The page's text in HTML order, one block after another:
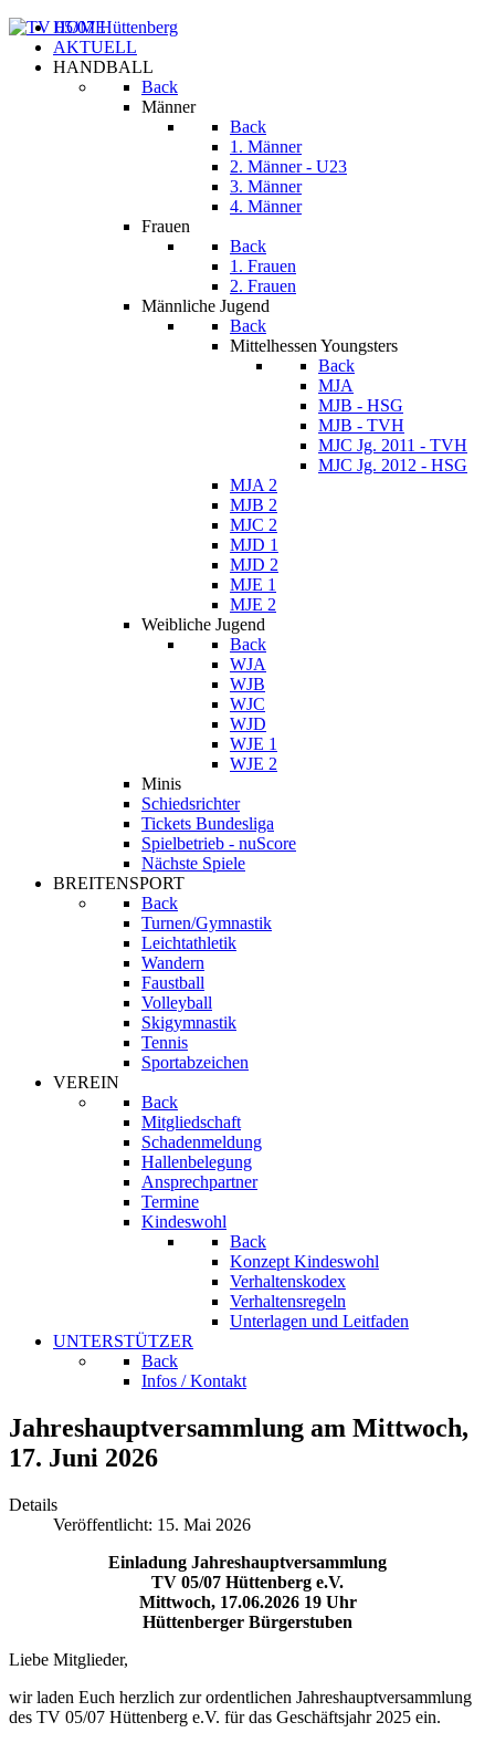
HOME
AKTUELL
HANDBALL
Back
Männer
Back
1. Männer
2. Männer - U23
3. Männer
4. Männer
Frauen
Back
1. Frauen
2. Frauen
Männliche Jugend
Back
Mittelhessen Youngsters
Back
MJA
MJB - HSG
MJB - TVH
MJC Jg. 2011 - TVH
MJC Jg. 2012 - HSG
MJA 2
MJB 2
MJC 2
MJD 1
MJD 2
MJE 1
MJE 2
Weibliche Jugend
Back
WJA
WJB
WJC
WJD
WJE 1
WJE 2
Minis
Schiedsrichter
Tickets Bundesliga
Spielbetrieb - nuScore
Nächste Spiele
BREITENSPORT
Back
Turnen/Gymnastik
Leichtathletik
Wandern
Faustball
Volleyball
Skigymnastik
Tennis
Sportabzeichen
VEREIN
Back
Mitgliedschaft
Schadenmeldung
Hallenbelegung
Ansprechpartner
Termine
Kindeswohl
Back
Konzept Kindeswohl
Verhaltenskodex
Verhaltensregeln
Unterlagen und Leitfaden
UNTERSTÜTZER
Back
Infos / Kontakt
Jahreshauptversammlung am Mittwoch,
17. Juni 2026
Details
Veröffentlicht: 15. Mai 2026
Einladung Jahreshauptversammlung
TV 05/07 Hüttenberg e.V.
Mittwoch, 17.06.2026 19 Uhr
Hüttenberger Bürgerstuben
Liebe Mitglieder,
wir laden Euch herzlich zur ordentlichen Jahreshauptversammlung
des TV 05/07 Hüttenberg e.V. für das Geschäftsjahr 2025 ein.